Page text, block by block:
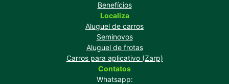
Benefícios
Localiza
Aluguel de carros
Seminovos
Aluguel de frotas
Carros para aplicativo (Zarp)
Contatos
Whatsapp: